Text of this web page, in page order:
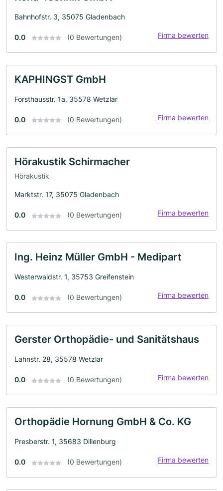
Bahnhofstr. 3, 35075 Gladenbach
0.0 (0 Bewertungen) Firma bewerten
KAPHINGST GmbH
Forsthausstr. 1a, 35578 Wetzlar
0.0 (0 Bewertungen) Firma bewerten
Hörakustik Schirmacher
Hörakustik
Marktstr. 17, 35075 Gladenbach
0.0 (0 Bewertungen) Firma bewerten
Ing. Heinz Müller GmbH - Medipart
Westerwaldstr. 1, 35753 Greifenstein
0.0 (0 Bewertungen) Firma bewerten
Gerster Orthopädie- und Sanitätshaus
Lahnstr. 28, 35578 Wetzlar
0.0 (0 Bewertungen) Firma bewerten
Orthopädie Hornung GmbH & Co. KG
Presberstr. 1, 35683 Dillenburg
0.0 (0 Bewertungen) Firma bewerten